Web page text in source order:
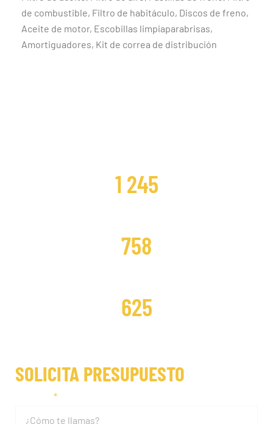
de combustible, Filtro de habitáculo, Discos de freno,
Aceite de motor, Escobillas limpiaparabrisas,
Amortiguadores, Kit de correa de distribución
SOLICITA PRESUPUESTO
1 245
758
625